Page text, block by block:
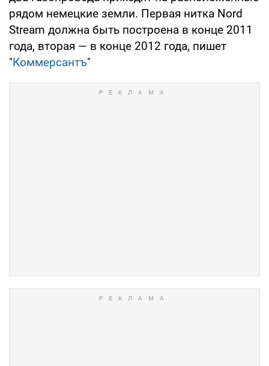
рядом немецкие земли. Первая нитка Nord
Stream должна быть построена в конце 2011
года, вторая — в конце 2012 года, пишет
"Коммерсантъ"